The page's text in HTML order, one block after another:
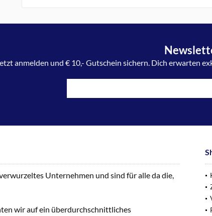
anmelden und € 10,- Gutschein sichern. Dich erwarten
Unternehmen und sind für alle da die,
wir auf ein überdurchschnittliches